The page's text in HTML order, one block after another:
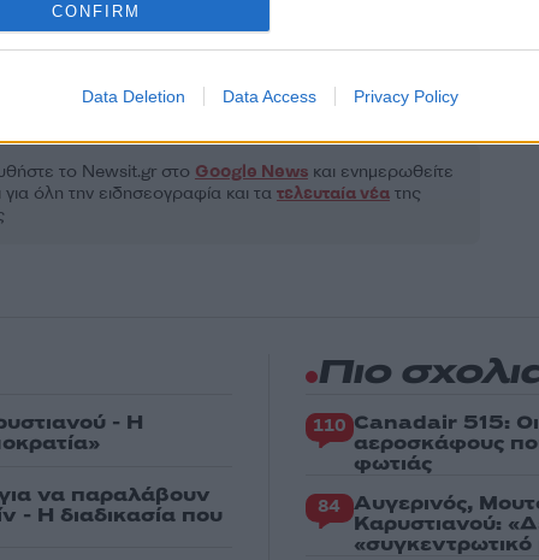
CONFIRM
Data Deletion Data Access Privacy Policy
Τοπικά Νέα
Share:
το Νewsit.gr στο Google Newsκαι ενημερωθείτε
όλη την ειδησεογραφία και τα τελευταία νέατης
- Η
να παραλάβουν
- Η διαδικασία που
Πιο
110 Canadair 515:
αεροσκάφους
φωτιάς
84 Αυγερινός,
Καρυστιανού: